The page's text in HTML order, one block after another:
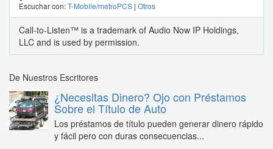
Escuchar con:T-Mobile/metroPCS | Otros
Call-to-Listen™ is a trademark of Audio Now IP Holdings,
LLC and is used by permission.
De Nuestros Escritores
¿Necesitas Dinero? Ojo con Préstamos
Sobre el Título de Auto
Los préstamos de título pueden generar dinero rápido
y fácil pero con duras consecuencias...